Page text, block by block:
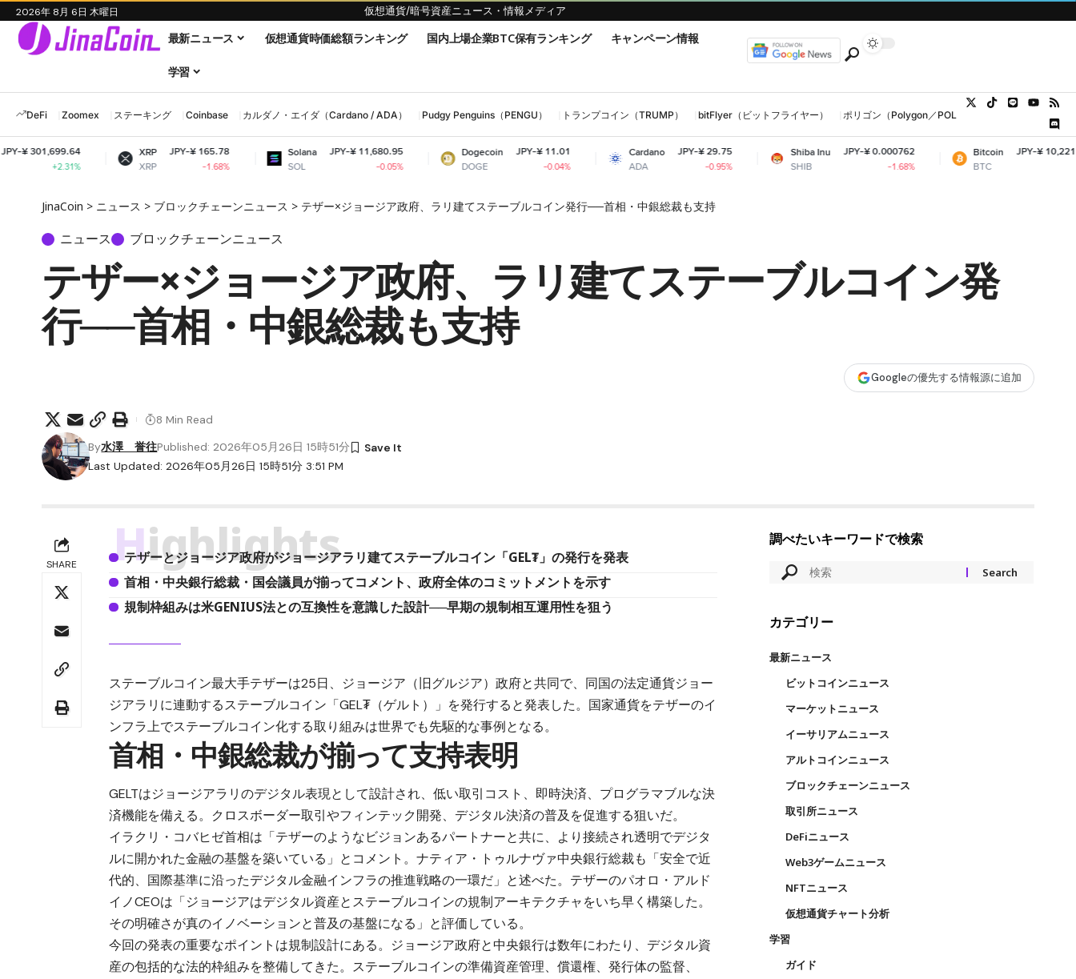
2026年 8月 6日 木曜日 仮想通貨/暗号資産ニュース・情報メディア
最新ニュース 仮想通貨時価総額ランキング 国内上場企業BTC保有ランキング キャンペーン情報
学習
DeFi Zoomex ステーキング Coinbase カルダノ・エイダ（Cardano / ADA） Pudgy Penguins（PENGU） トランプコイン（TRUMP） bitFlyer（ビットフライヤー） ポリゴン（Polygon／POL、MATIC）
XRP
XRP
JPY-¥ 165.78
-1.68%
Solana
SOL
JPY-¥ 11,680.95
-0.05%
Dogecoin
DOGE
JPY-¥ 11.01
-0.04%
Cardano
ADA
JPY-¥ 29.75
-0.95%
Shiba Inu
SHIB
JPY-¥ 0.000762
Bitcoin
BTC
JPY-¥ 10,221,686.50
JinaCoin > ニュース > ブロックチェーンニュース > テザー×ジョージア政府、ラリ建てステーブルコイン発行──首相・中銀総裁も支持
ニュース ブロックチェーンニュース
テザー×ジョージア政府、ラリ建てステーブルコイン発
行──首相・中銀総裁も支持
Googleの優先する情報源に追加
Last Updated: 2026年05月26日 15時51分 3:51 PM
By水澤 誉往Published: 2026年05月26日 15時51分
8 Min Read
SHARE Highlights
テザーとジョージア政府がジョージアラリ建てステーブルコイン「GEL₮」の発行を発表
首相・中央銀行総裁・国会議員が揃ってコメント、政府全体のコミットメントを示す
規制枠組みは米GENIUS法との互換性を意識した設計──早期の規制相互運用性を狙う
ステーブルコイン最大手テザーは25日、ジョージア（旧グルジア）政府と共同で、同国の法定通貨ジョー
ジアラリに連動するステーブルコイン「GEL₮（ゲルト）」を発行すると発表した。国家通貨をテザーのイ
ンフラ上でステーブルコイン化する取り組みは世界でも先駆的な事例となる。
首相・中銀総裁が揃って支持表明
GELTはジョージアラリのデジタル表現として設計され、低い取引コスト、即時決済、プログラマブルな決
済機能を備える。クロスボーダー取引やフィンテック開発、デジタル決済の普及を促進する狙いだ。
イラクリ・コバヒゼ首相は「テザーのようなビジョンあるパートナーと共に、より接続され透明でデジタ
ルに開かれた金融の基盤を築いている」とコメント。ナティア・トゥルナヴァ中央銀行総裁も「安全で近
代的、国際基準に沿ったデジタル金融インフラの推進戦略の一環だ」と述べた。テザーのパオロ・アルド
イノCEOは「ジョージアはデジタル資産とステーブルコインの規制アーキテクチャをいち早く構築した。
その明確さが真のイノベーションと普及の基盤になる」と評価している。
今回の発表の重要なポイントは規制設計にある。ジョージア政府と中央銀行は数年にわたり、デジタル資
産の包括的な法的枠組みを整備してきた。ステーブルコインの準備資産管理、償還権、発行体の監督、
調べたいキーワードで検索
カテゴリー
最新ニュース
ビットコインニュース
マーケットニュース
イーサリアムニュース
アルトコインニュース
ブロックチェーンニュース
取引所ニュース
DeFiニュース
Web3ゲームニュース
NFTニュース
仮想通貨チャート分析
学習
ガイド